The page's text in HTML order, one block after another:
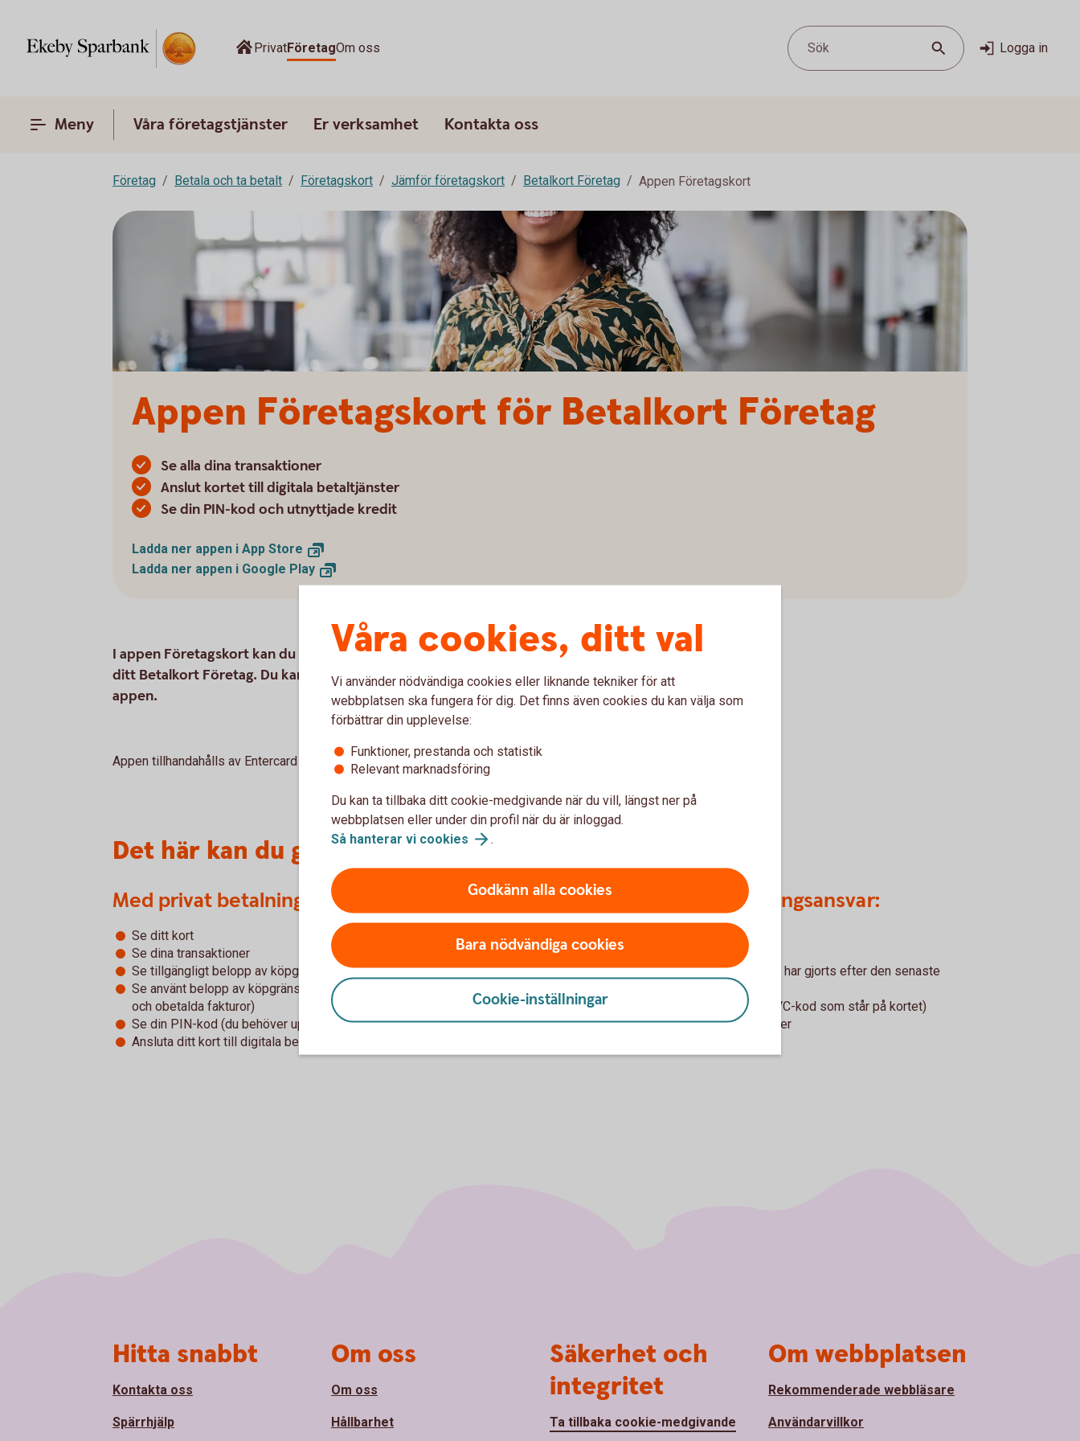
PrivatFöretagOm oss Sök Logga in
Meny Våra företagstjänster Er verksamhet Kontakta oss
Företag Betala och ta betalt Företagskort Jämför företagskort Betalkort Företag Appen Företagskort
Appen Företagskort för Betalkort Företag
Se alla dina transaktioner
Anslut kortet till digitala betaltjänster
Se din PIN-kod och utnyttjade kredit
Ladda ner appen i App Store
Ladda ner appen i Google Play
I appen Företagskort kan du bland annat se ditt kort, dina transaktioner och din PIN-kod för
ditt Betalkort Företag. Du kan dessutom ansluta kortet till digitala betaltjänster direkt i
appen.
Appen tillhandahålls av Entercard Group AB.
Det här kan du göra i appen Företagskort:
Med privat betalningsansvar:
Se ditt kort
Se dina transaktioner
Se tillgängligt belopp av köpgränsen
Se använt belopp av köpgränsen (beloppet av samtliga transaktioner
och obetalda fakturor)
Se din PIN-kod (du behöver uppge din CVC-kod som står på kortet)
Ansluta ditt kort till digitala betaltjänster
När företaget har betalningsansvar:
Se ditt kort
Se dina transaktioner
Se beloppet av alla transaktioner som har gjorts efter den senaste
Se PIN-kod (du behöver uppge din CVC-kod som står på kortet)
Ansluta ditt kort till digitala betaltjänster
Våra cookies, ditt val
Vi använder nödvändiga cookies eller liknande tekniker för att
webbplatsen ska fungera för dig. Det finns även cookies du kan välja som
förbättrar din upplevelse:
Funktioner, prestanda och statistik
Relevant marknadsföring
Du kan ta tillbaka ditt cookie-medgivande när du vill, längst ner på
webbplatsen eller under din profil när du är inloggad.
Så hanterar vi cookies .
Godkänn alla cookies
Bara nödvändiga cookies
Cookie-inställningar
Hitta snabbt
Kontakta oss
Spärrhjälp
Om oss
Om oss
Hållbarhet
Säkerhet och
integritet
Ta tillbaka cookie-medgivande
Om webbplatsen
Rekommenderade webbläsare
Användarvillkor